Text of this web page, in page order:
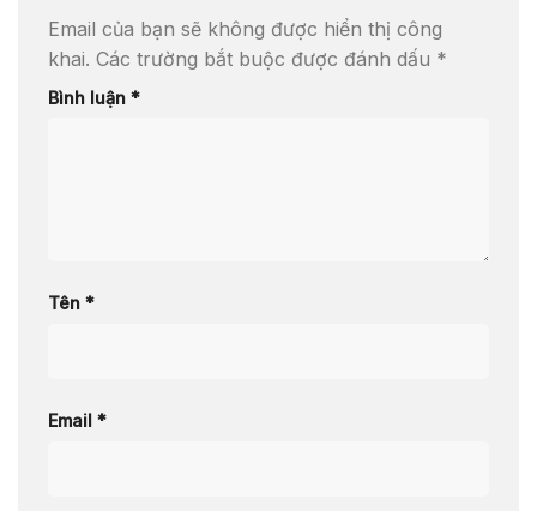
Email của bạn sẽ không được hiển thị công
khai. Các trường bắt buộc được đánh dấu *
Bình luận *
Tên *
Email *